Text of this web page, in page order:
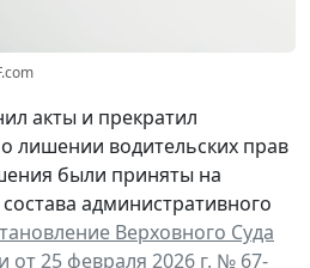
акты и прекратил
лишении водительских прав
были приняты на
административного
Верховного Суда
от 25 февраля 2026 г. № 67-